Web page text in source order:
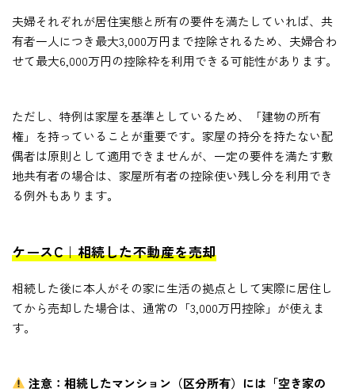
夫婦それぞれが居住実態と所有の要件を満たしていれば、共
有者一人につき最大3,000万円まで控除されるため、夫婦合わ
せて最大6,000万円の控除枠を利用できる可能性があります。
ただし、特例は家屋を基準としているため、「建物の所有
権」を持っていることが重要です。家屋の持分を持たない配
偶者は原則として適用できませんが、一定の要件を満たす敷
地共有者の場合は、家屋所有者の控除使い残し分を利用でき
る例外もあります。
ケースC｜相続した不動産を売却
相続した後に本人がその家に生活の拠点として実際に居住し
てから売却した場合は、通常の「3,000万円控除」が使えま
す。
注意：相続したマンション（区分所有）には「空き家の